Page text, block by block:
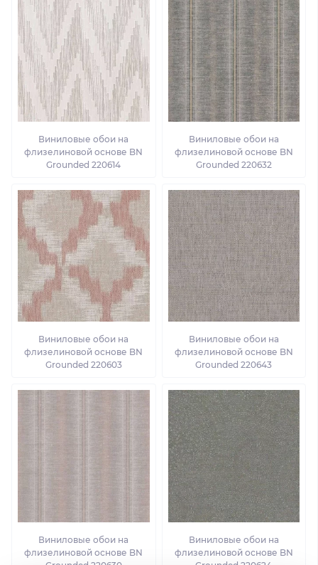
Виниловые обои на
флизелиновой основе BN
Grounded 220614
Виниловые обои на
флизелиновой основе BN
Grounded 220632
Виниловые обои на
флизелиновой основе BN
Grounded 220603
Виниловые обои на
флизелиновой основе BN
Grounded 220643
Виниловые обои на
флизелиновой основе BN
Виниловые обои на
флизелиновой основе BN